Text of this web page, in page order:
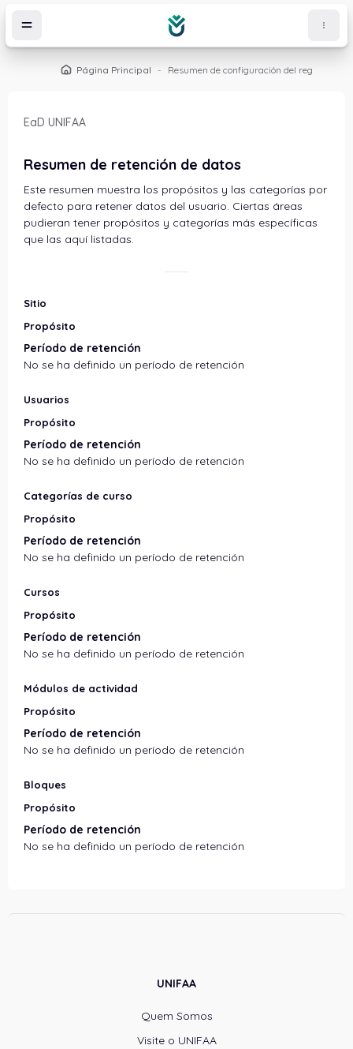
Página Principal Resumen de configuración del registro
EaD UNIFAA
Resumen de retención de datos
Este resumen muestra los propósitos y las categorías por
defecto para retener datos del usuario. Ciertas áreas
pudieran tener propósitos y categorías más específicas
que las aquí listadas.
Sitio
Propósito
Período de retención
No se ha definido un período de retención
Usuarios
Propósito
Período de retención
No se ha definido un período de retención
Categorías de curso
Propósito
Período de retención
No se ha definido un período de retención
Cursos
Propósito
Período de retención
No se ha definido un período de retención
Módulos de actividad
Propósito
Período de retención
No se ha definido un período de retención
Bloques
Propósito
Período de retención
No se ha definido un período de retención
UNIFAA
Quem Somos
Visite o UNIFAA